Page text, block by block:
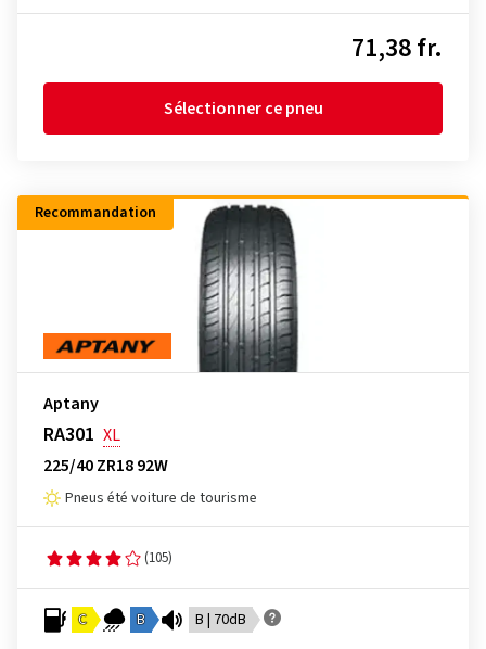
71,38 fr.
Sélectionner ce pneu
Recommandation
Aptany
RA301 XL
225/40 ZR18 92W
Pneus été voiture de tourisme
(105)
C B B | 70dB